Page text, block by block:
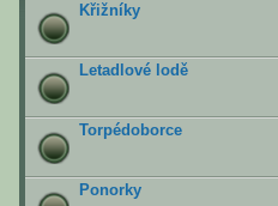
Křižníky
Letadlové lodě
Torpédoborce
Ponorky